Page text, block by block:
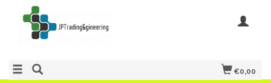
€0,00